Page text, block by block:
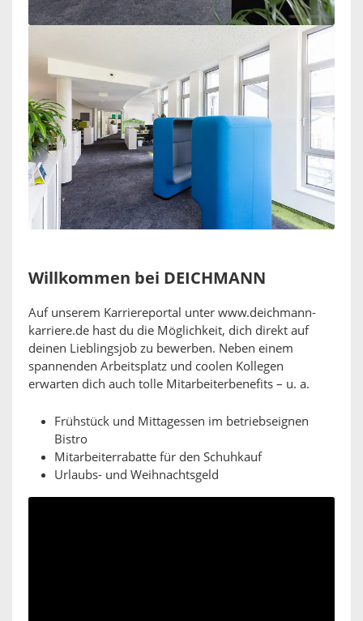
Willkommen bei DEICHMANN
Auf unserem Karriereportal unter www.deichmann-
karriere.de hast du die Möglichkeit, dich direkt auf
deinen Lieblingsjob zu bewerben. Neben einem
spannenden Arbeitsplatz und coolen Kollegen
erwarten dich auch tolle Mitarbeiterbenefits – u. a.
Frühstück und Mittagessen im betriebseignen
Bistro
Mitarbeiterrabatte für den Schuhkauf
Urlaubs- und Weihnachtsgeld